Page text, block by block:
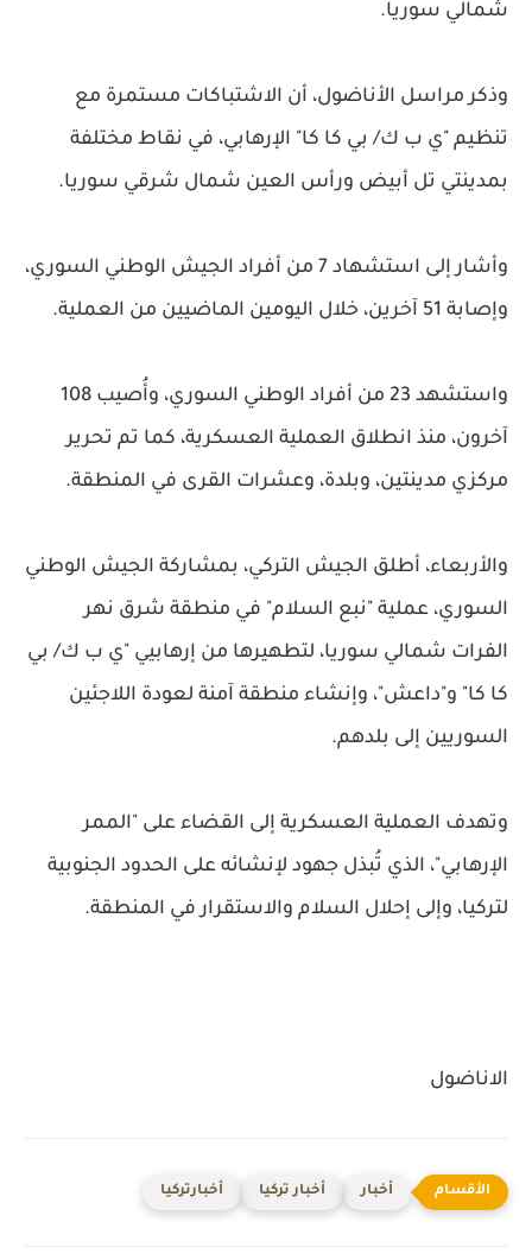
شمالي سوريا.
وذكر مراسل الأناضول، أن الاشتباكات مستمرة مع
تنظيم "ي ب ك/ بي كا كا" الإرهابي، في نقاط مختلفة
بمدينتي تل أبيض ورأس العين شمال شرقي سوريا.
وأشار إلى استشهاد 7 من أفراد الجيش الوطني السوري،
وإصابة 51 آخرين، خلال اليومين الماضيين من العملية.
واستشهد 23 من أفراد الوطني السوري، وأُصيب 108
آخرون، منذ انطلاق العملية العسكرية، كما تم تحرير
مركزي مدينتين، وبلدة، وعشرات القرى في المنطقة.
والأربعاء، أطلق الجيش التركي، بمشاركة الجيش الوطني
السوري، عملية "نبع السلام" في منطقة شرق نهر
الفرات شمالي سوريا، لتطهيرها من إرهابيي "ي ب ك/ بي
كا كا" و"داعش"، وإنشاء منطقة آمنة لعودة اللاجئين
السوريين إلى بلدهم.
وتهدف العملية العسكرية إلى القضاء على "الممر
الإرهابي"، الذي تُبذل جهود لإنشائه على الحدود الجنوبية
لتركيا، وإلى إحلال السلام والاستقرار في المنطقة.
الاناضول
أخبار أخبار تركيا أخبارتركيا